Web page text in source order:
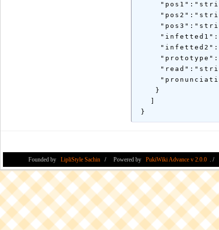
    }
   ]
Founded by LipliStyle Sachin Powered by PukiWiki Advance v 2.0.0